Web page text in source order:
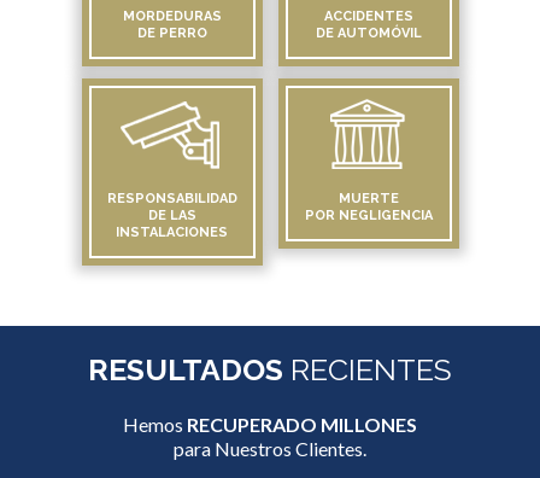
MORDEDURAS
DE PERRO
ACCIDENTES
DE AUTOMÓVIL
RESPONSABILIDAD
DE LAS
INSTALACIONES
MUERTE
POR NEGLIGENCIA
RESULTADOS RECIENTES
Hemos RECUPERADO MILLONES
para Nuestros Clientes.